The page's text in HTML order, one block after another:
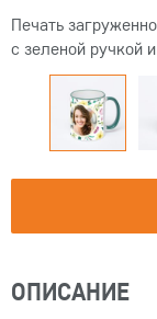
Печать
с зеленой ручкой
ОПИСАНИЕ